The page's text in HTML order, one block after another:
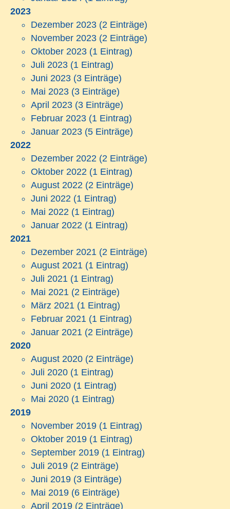
2023
Dezember 2023 (2 Einträge)
November 2023 (2 Einträge)
Oktober 2023 (1 Eintrag)
Juli 2023 (1 Eintrag)
Juni 2023 (3 Einträge)
Mai 2023 (3 Einträge)
April 2023 (3 Einträge)
Februar 2023 (1 Eintrag)
Januar 2023 (5 Einträge)
2022
Dezember 2022 (2 Einträge)
Oktober 2022 (1 Eintrag)
August 2022 (2 Einträge)
Juni 2022 (1 Eintrag)
Mai 2022 (1 Eintrag)
Januar 2022 (1 Eintrag)
2021
Dezember 2021 (2 Einträge)
August 2021 (1 Eintrag)
Juli 2021 (1 Eintrag)
Mai 2021 (2 Einträge)
März 2021 (1 Eintrag)
Februar 2021 (1 Eintrag)
Januar 2021 (2 Einträge)
2020
August 2020 (2 Einträge)
Juli 2020 (1 Eintrag)
Juni 2020 (1 Eintrag)
Mai 2020 (1 Eintrag)
2019
November 2019 (1 Eintrag)
Oktober 2019 (1 Eintrag)
September 2019 (1 Eintrag)
Juli 2019 (2 Einträge)
Juni 2019 (3 Einträge)
Mai 2019 (6 Einträge)
April 2019 (2 Einträge)